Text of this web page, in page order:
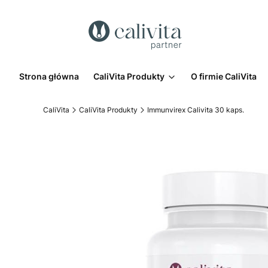
Strona główna CaliVita Produkty O firmie CaliVita
CaliVita CaliVita Produkty Immunvirex Calivita 30 kaps.